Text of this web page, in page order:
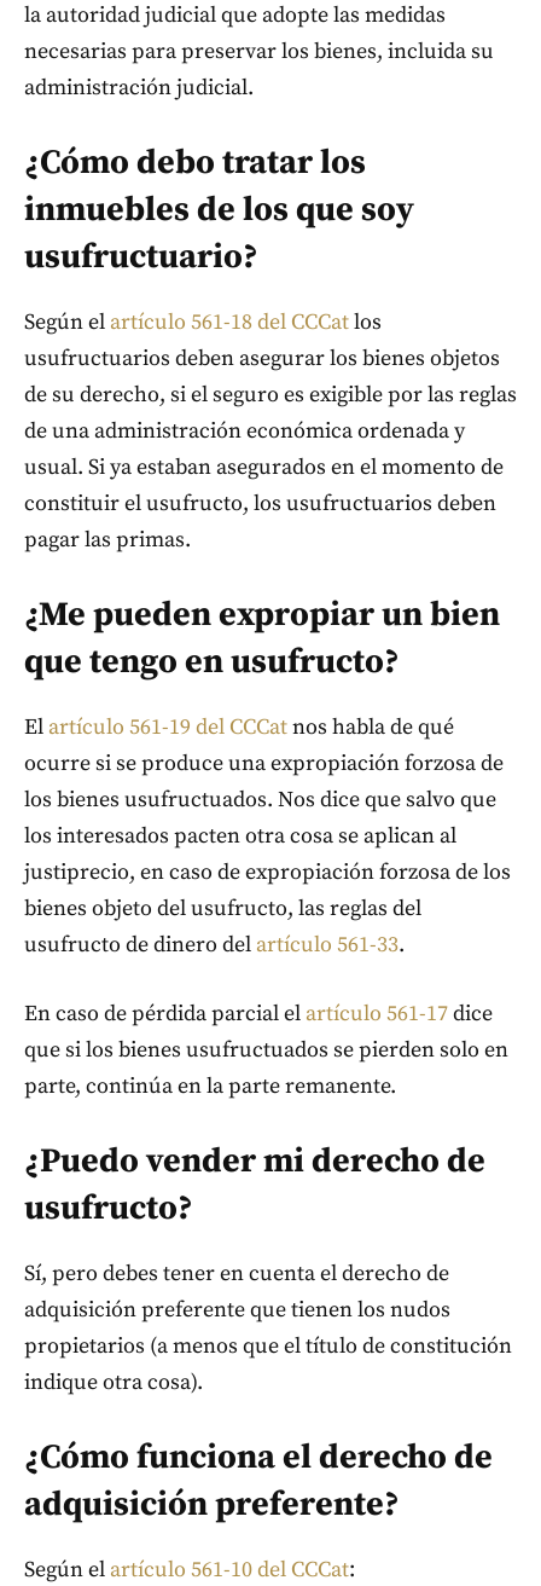
la autoridad judicial que adopte las medidas
necesarias para preservar los bienes, incluida su
administración judicial.
¿Cómo debo tratar los
inmuebles de los que soy
usufructuario?
Según el artículo 561-18 del CCCatlos
usufructuarios deben asegurar los bienes objetos
de su derecho, si el seguro es exigible por las reglas
de una administración económica ordenada y
usual. Si ya estaban asegurados en el momento de
constituir el usufructo, los usufructuarios deben
pagar las primas.
¿Me pueden expropiar un bien
que tengo en usufructo?
El artículo 561-19 del CCCatnos habla de qué
ocurre si se produce una expropiación forzosa de
los bienes usufructuados. Nos dice que salvo que
los interesados pacten otra cosa se aplican al
justiprecio, en caso de expropiación forzosa de los
bienes objeto del usufructo, las reglas del
usufructo de dinero del artículo 561-33.
En caso de pérdida parcial el artículo 561-17dice
que si los bienes usufructuados se pierden solo en
parte, continúa en la parte remanente.
¿Puedo vender mi derecho de
usufructo?
Sí, pero debes tener en cuenta el derecho de
adquisición preferente que tienen los nudos
propietarios (a menos que el título de constitución
indique otra cosa).
¿Cómo funciona el derecho de
adquisición preferente?
Según el artículo 561-10 del CCCat: